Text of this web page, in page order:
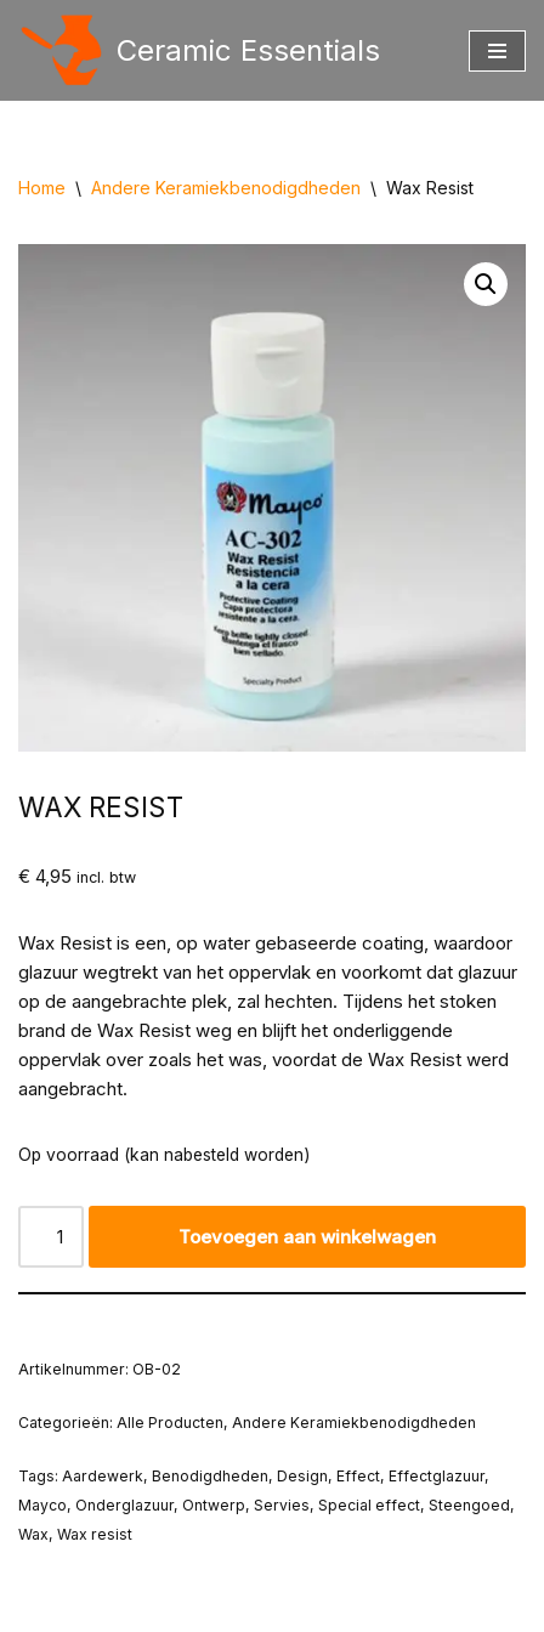
Ceramic Essentials
Home \ Andere Keramiekbenodigdheden \ Wax Resist
WAX RESIST
€ 4,95 incl. btw
Wax Resist is een, op water gebaseerde coating, waardoor
glazuur wegtrekt van het oppervlak en voorkomt dat glazuur
op de aangebrachte plek, zal hechten. Tijdens het stoken
brand de Wax Resist weg en blijft het onderliggende
oppervlak over zoals het was, voordat de Wax Resist werd
aangebracht.
Op voorraad (kan nabesteld worden)
Toevoegen aan winkelwagen
Artikelnummer: OB-02
Categorieën: Alle Producten, Andere Keramiekbenodigdheden
Tags: Aardewerk, Benodigdheden, Design, Effect, Effectglazuur,
Mayco, Onderglazuur, Ontwerp, Servies, Special effect, Steengoed,
Wax, Wax resist